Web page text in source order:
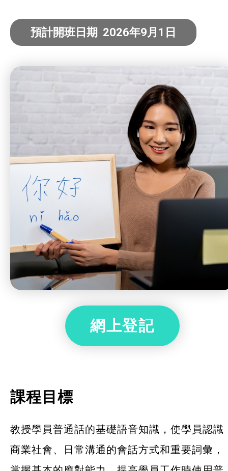
就業及求職
預計開班日期 2026年9月1日
網上登記
課程目標
教授學員普通話的基礎語音知識，使學員認識
商業社會、日常溝通的會話方式和重要詞彙，